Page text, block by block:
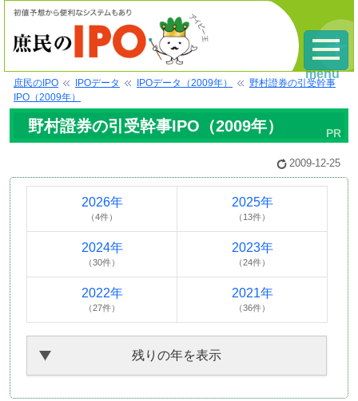
庶民のIPO IPOデータ IPOデータ（2009年）
野村證券の引受幹事
IPO（2009年）
野村證券の引受幹事IPO（2009年）
2009-12-25
2026年
（4件）
2025年
（13件）
2024年
（30件）
2023年
（24件）
2022年
（27件）
2021年
（36件）
残りの年を表示
menu